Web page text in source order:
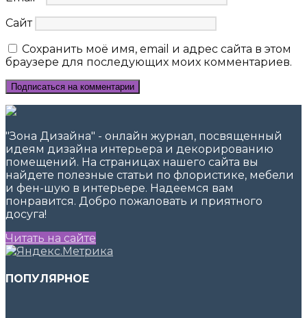
Сайт
Сохранить моё имя, email и адрес сайта в этом
браузере для последующих моих комментариев.
"Зона Дизайна" - онлайн журнал, посвященный
идеям дизайна интерьера и декорированию
помещений. На страницах нашего сайта вы
найдете полезные статьи по флористике, мебели
и фен-шую в интерьере. Надеемся вам
понравится. Добро пожаловать и приятного
досуга!
Читать на сайте
ПОПУЛЯРНОЕ